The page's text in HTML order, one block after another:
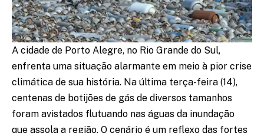
A cidade de Porto Alegre, no Rio Grande do Sul,
enfrenta uma situação alarmante em meio à pior crise
climática de sua história. Na última terça-feira (14),
centenas de botijões de gás de diversos tamanhos
foram avistados flutuando nas águas da inundação
que assola a região. O cenário é um reflexo das fortes